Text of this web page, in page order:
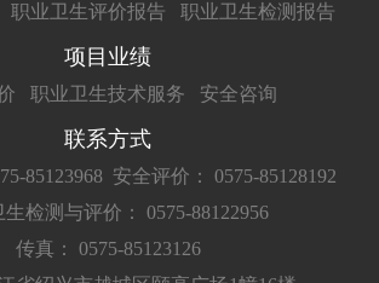
职业卫生评价报告 职业卫生检测报告
项目业绩
职业卫生技术服务 安全咨询
联系方式
85123968 安全评价： 0575-85128192
检测与评价： 0575-88122956
传真： 0575-85123126